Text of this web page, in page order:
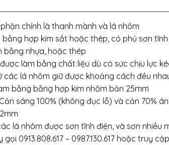
chính là thanh mành và lá nhôm
bằng hợp kim sắt hoặc thép, có phủ sơn
bằng nhựa, hoặc thép
làm bằng chất liệu dù có sức chịu lực
các lá nhôm giữ được khoảng cách đều
bằng bằng hợp kim nhôm bản 25mm
sáng 100% (không đục lỗ) và cản 70%
lá nhôm được sơn tĩnh điện, và sơn nhiều
0913.808.617 – 0987.130.617 hoặc truy